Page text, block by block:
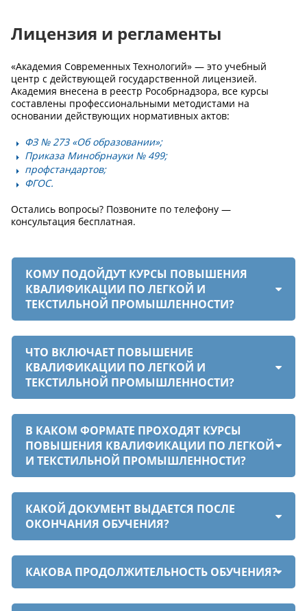
Лицензия и регламенты
«Академия Современных Технологий» — это учебный
центр с действующей государственной лицензией.
Академия внесена в реестр Рособрнадзора, все курсы
составлены профессиональными методистами на
основании действующих нормативных актов:
ФЗ № 273 «Об образовании»;
Приказа Минобрнауки № 499;
профстандартов;
ФГОС.
Остались вопросы? Позвоните по телефону —
консультация бесплатная.
КОМУ ПОДОЙДУТ КУРСЫ ПОВЫШЕНИЯ
КВАЛИФИКАЦИИ ПО ЛЕГКОЙ И
ТЕКСТИЛЬНОЙ ПРОМЫШЛЕННОСТИ?
ЧТО ВКЛЮЧАЕТ ПОВЫШЕНИЕ
КВАЛИФИКАЦИИ ПО ЛЕГКОЙ И
ТЕКСТИЛЬНОЙ ПРОМЫШЛЕННОСТИ?
В КАКОМ ФОРМАТЕ ПРОХОДЯТ КУРСЫ
ПОВЫШЕНИЯ КВАЛИФИКАЦИИ ПО ЛЕГКОЙ
И ТЕКСТИЛЬНОЙ ПРОМЫШЛЕННОСТИ?
КАКОЙ ДОКУМЕНТ ВЫДАЕТСЯ ПОСЛЕ
ОКОНЧАНИЯ ОБУЧЕНИЯ?
КАКОВА ПРОДОЛЖИТЕЛЬНОСТЬ ОБУЧЕНИЯ?